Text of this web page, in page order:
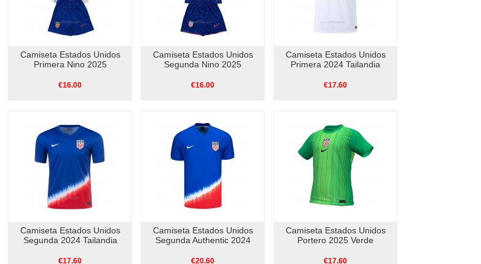
Camiseta Estados Unidos
Primera Nino 2025
€16.00
Camiseta Estados Unidos
Segunda Nino 2025
€16.00
Camiseta Estados Unidos
Primera 2024 Tailandia
€17.60
Camiseta Estados Unidos
Segunda 2024 Tailandia
€17.60
Camiseta Estados Unidos
Segunda Authentic 2024
€20.60
Camiseta Estados Unidos
Portero 2025 Verde
€17.60